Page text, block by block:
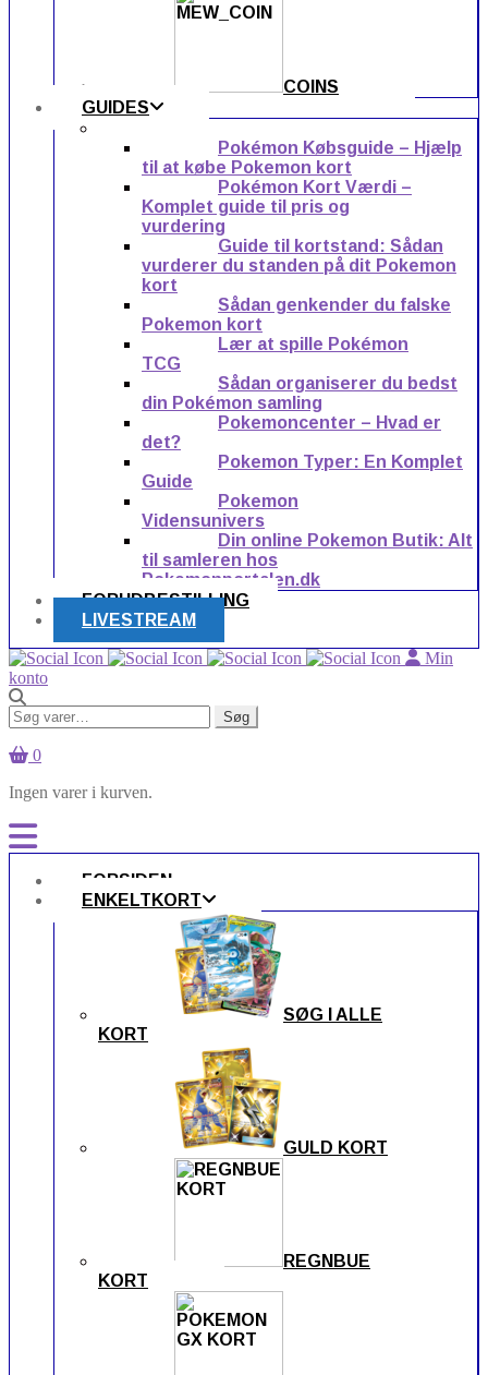
COINS
GUIDES
Pokémon Købsguide – Hjælp
til at købe Pokemon kort
Pokémon Kort Værdi –
Komplet guide til pris og
vurdering
Guide til kortstand: Sådan
vurderer du standen på dit Pokemon
kort
Sådan genkender du falske
Pokemon kort
Lær at spille Pokémon
TCG
Sådan organiserer du bedst
din Pokémon samling
Pokemoncenter – Hvad er
det?
Pokemon Typer: En Komplet
Guide
Pokemon
Vidensunivers
Din online Pokemon Butik: Alt
til samleren hos
Pokemonportalen.dk
FORUDBESTILLING
LIVESTREAM
Min
konto
Søg
efter:
Søg
0
Ingen varer i kurven.
FORSIDEN
ENKELTKORT
SØG I ALLE
KORT
GULD KORT
REGNBUE
KORT